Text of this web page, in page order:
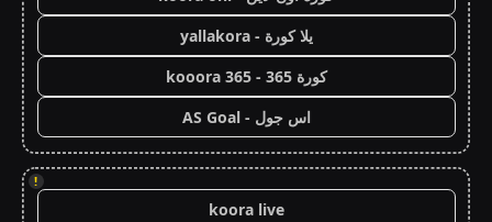
يلا كورة - yallakora
كورة 365 - kooora 365
اس جول - AS Goal
!
koora live